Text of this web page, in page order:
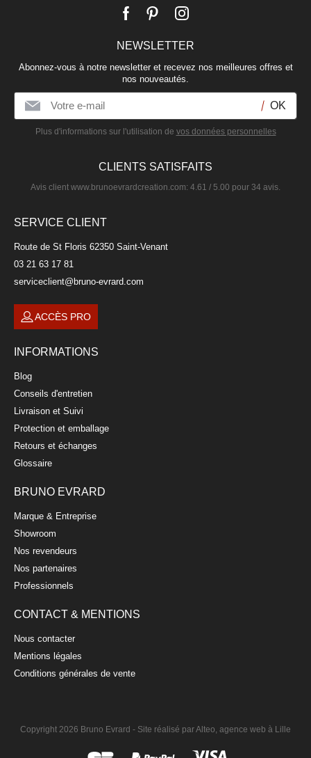
Plat à compartiments 35x24cm
34,90 €
Plat à compartiments blanc en terre cuite 23x11x10cm
DIGO
31,90 €
NEWSLETTER
Abonnez-vous à notre newsletter et recevez nos meilleures offres et
nos nouveautés.
Plus d'informations sur l'utilisation de vos données personnelles
CLIENTS SATISFAITS
Avis client www.brunoevrardcreation.com: 4.61 / 5.00 pour 34 avis.
SERVICE CLIENT
Route de St Floris 62350 Saint-Venant
03 21 63 17 81
serviceclient@bruno-evrard.com
ACCÈS PRO
INFORMATIONS
Blog
Conseils d'entretien
Livraison et Suivi
Protection et emballage
Retours et échanges
Glossaire
BRUNO EVRARD
Marque & Entreprise
Showroom
Nos revendeurs
Nos partenaires
Professionnels
CONTACT & MENTIONS
Nous contacter
Mentions légales
Conditions générales de vente
Copyright 2026 Bruno Evrard - Site réalisé par Alteo, agence web à Lille